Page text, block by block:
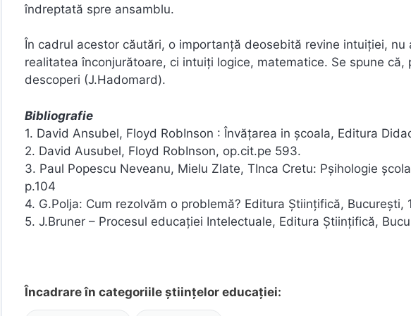
îndreptată spre ansamblu.
În cadrul acestor căutări, o importanţă deosebită revine intuiţiei,
realitatea înconjurătoare, ci intuiţi logice, matematice. Se spune
descoperi (J.Hadomard).
Bibliografie
1. David Ansubel, Floyd RobInson : Învăţarea in şcoala, Editura
2. David Ausubel, Floyd RobInson, op.cit.pe 593.
3. Paul Popescu Neveanu, Mielu Zlate, TInca Cretu: Pşihologie
p.104
4. G.Polja: Cum rezolvăm o problemă? Editura Ştiinţifică, Bucureşti,
5. J.Bruner – Procesul educaţiei Intelectuale, Editura Ştiinţifică,
Încadrare în categoriile științelor educației: